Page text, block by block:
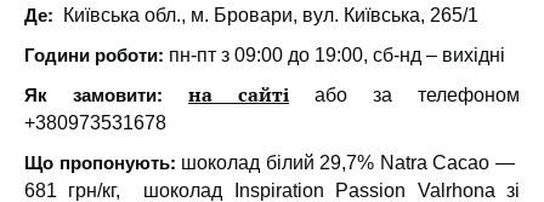
Де: Київська обл., м. Бровари, вул. Київська, 265/1
Години роботи: пн-пт з 09:00 до 19:00, сб-нд – вихідні
Як замовити: на сайті або за телефоном
+380973531678
Що пропонують: шоколад білий 29,7% Natra Cacao —
681 грн/кг, шоколад Inspiration Passion Valrhona зі